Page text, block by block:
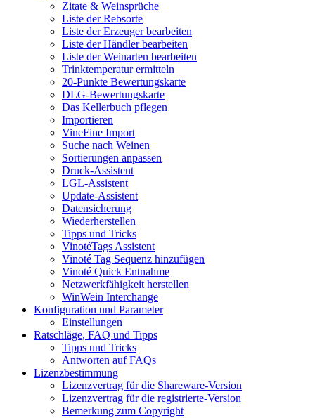
Zitate & Weinsprüche
Liste der Rebsorte
Liste der Erzeuger bearbeiten
Liste der Händler bearbeiten
Liste der Weinarten bearbeiten
Trinktemperatur ermitteln
20-Punkte Bewertungskarte
DLG-Bewertungskarte
Das Kellerbuch pflegen
Importieren
VineFine Import
Suche nach Weinen
Sortierungen anpassen
Druck-Assistent
LGL-Assistent
Update-Assistent
Datensicherung
Wiederherstellen
Tipps und Tricks
VinotéTags Assistent
Vinoté Tag Sequenz hinzufügen
Vinoté Quick Entnahme
Netzwerkfähigkeit herstellen
WinWein Interchange
Konfiguration und Parameter
Einstellungen
Ratschläge, FAQ und Tipps
Tipps und Tricks
Antworten auf FAQs
Lizenzbestimmung
Lizenzvertrag für die Shareware-Version
Lizenzvertrag für die registrierte-Version
Bemerkung zum Copyright